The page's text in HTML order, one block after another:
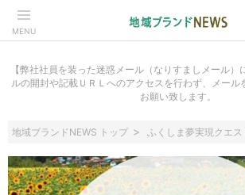
MENU
【弊社社員を装った迷惑メール（なりすましメール）
ルの開封や記載ＵＲＬへのアクセスを行わず、メール
お願い致します。
地域ブランドNEWS トップ ふくしま夢実現クエス